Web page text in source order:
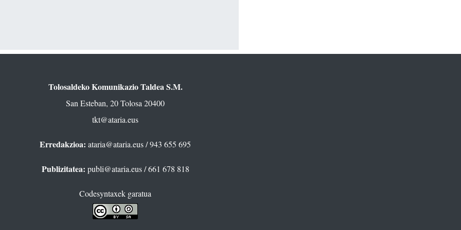
Tolosaldeko Komunikazio Taldea S.M.
San Esteban, 20 Tolosa 20400
tkt@ataria.eus
Erredakzioa: ataria@ataria.eus/ 943 655 695
Publizitatea: publi@ataria.eus/ 661 678 818
Codesyntaxek garatua